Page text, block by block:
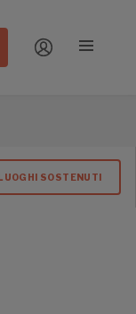
SOSTENUTI